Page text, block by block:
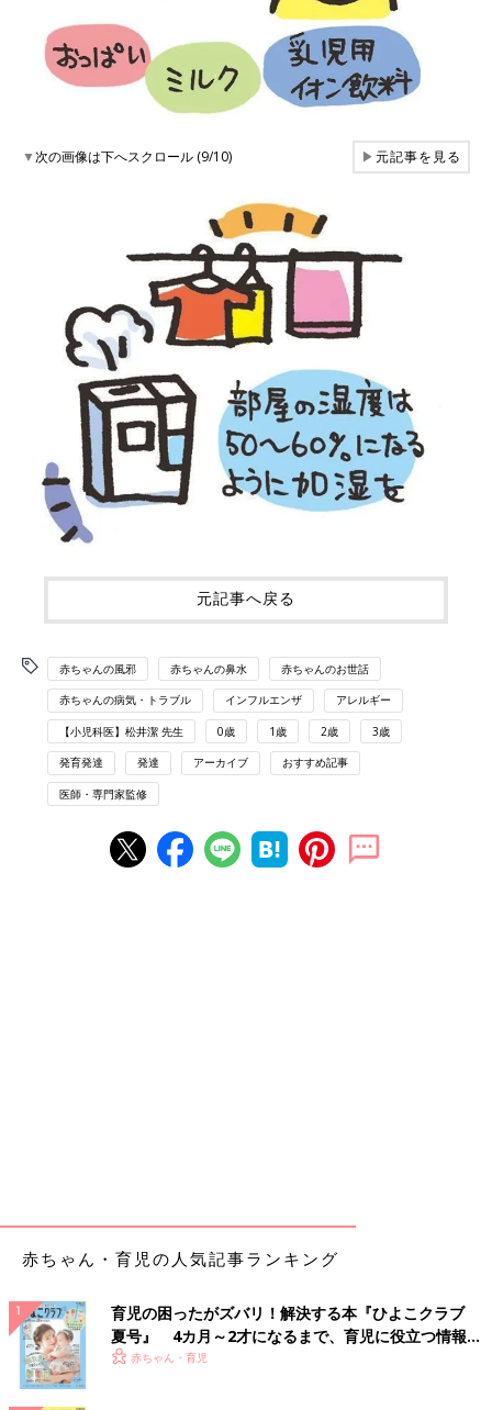
▼次の画像は下へスクロール (9/10) ▶元記事を見る
元記事へ戻る
赤ちゃんの風邪 赤ちゃんの鼻水 赤ちゃんのお世話
赤ちゃんの病気・トラブル インフルエンザ アレルギー
【小児科医】松井潔 先生 0歳 1歳 2歳 3歳
発育発達 発達 アーカイブ おすすめ記事
医師・専門家監修
赤ちゃん・育児の人気記事ランキング
育児の困ったがズバリ！解決する本『ひよこクラブ
夏号』 4カ月～2才になるまで、育児に役立つ情報が
いっぱい！
赤ちゃん・育児